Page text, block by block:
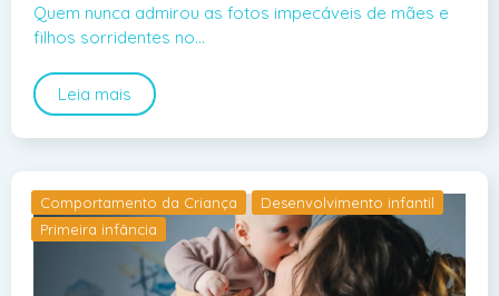
Quem nunca admirou as fotos impecáveis de mães e
filhos sorridentes no…
Leia mais
Comportamento da Criança
Desenvolvimento infantil
Primeira infância